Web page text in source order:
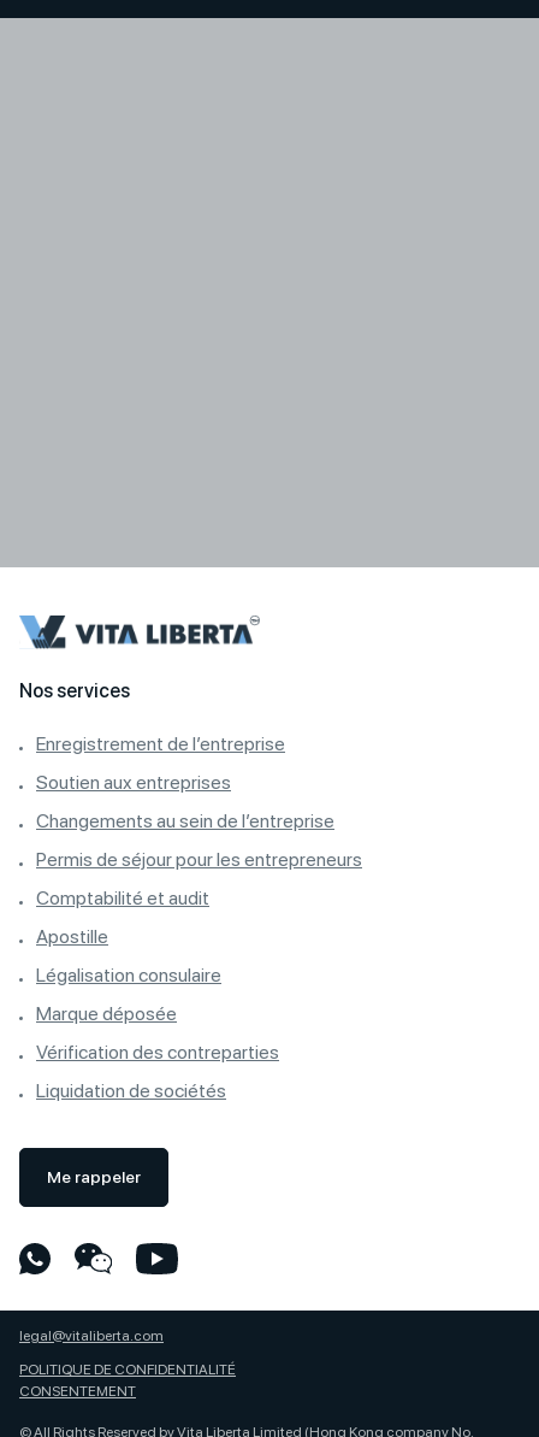
Nos services
Enregistrement de l’entreprise
Soutien aux entreprises
Changements au sein de l’entreprise
Permis de séjour pour les entrepreneurs
Comptabilité et audit
Apostille
Légalisation consulaire
Marque déposée
Vérification des contreparties
Liquidation de sociétés
Me rappeler
legal@vitaliberta.com
POLITIQUE DE CONFIDENTIALITÉ
CONSENTEMENT
© All Rights Reserved by Vita Liberta Limited (Hong Kong company No.